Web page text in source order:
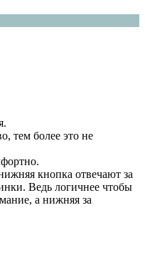
тем более это не
кнопка отвечают за
Ведь логичнее чтобы
а нижняя за